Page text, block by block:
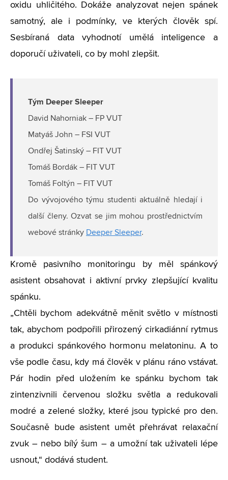
oxidu uhličitého. Dokáže analyzovat nejen spánek
samotný, ale i podmínky, ve kterých člověk spí.
Sesbíraná data vyhodnotí umělá inteligence a
doporučí uživateli, co by mohl zlepšit.
Tým Deeper Sleeper
David Nahorniak – FP VUT
Matyáš John – FSI VUT
Ondřej Šatinský – FIT VUT
Tomáš Bordák – FIT VUT
Tomáš Foltýn – FIT VUT
Do vývojového týmu studenti aktuálně hledají i
další členy. Ozvat se jim mohou prostřednictvím
webové stránky Deeper Sleeper.
Kromě pasivního monitoringu by měl spánkový
asistent obsahovat i aktivní prvky zlepšující kvalitu
spánku.
„Chtěli bychom adekvátně měnit světlo v místnosti
tak, abychom podpořili přirozený cirkadiánní rytmus
a produkci spánkového hormonu melatoninu. A to
vše podle času, kdy má člověk v plánu ráno vstávat.
Pár hodin před uložením ke spánku bychom tak
zintenzivnili červenou složku světla a redukovali
modré a zelené složky, které jsou typické pro den.
Současně bude asistent umět přehrávat relaxační
zvuk – nebo bílý šum – a umožní tak uživateli lépe
usnout,“ dodává student.